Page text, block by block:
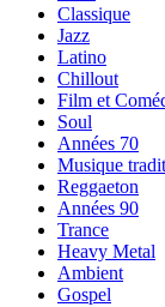
Classique
Jazz
Latino
Chillout
Film et
Soul
Années 70
Musique
Reggaeton
Années 90
Trance
Heavy Metal
Ambient
Gospel